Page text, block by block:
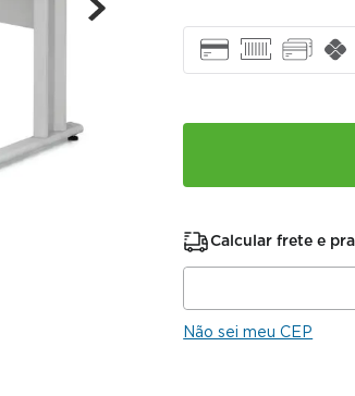
Calcular frete e
Não sei meu CEP